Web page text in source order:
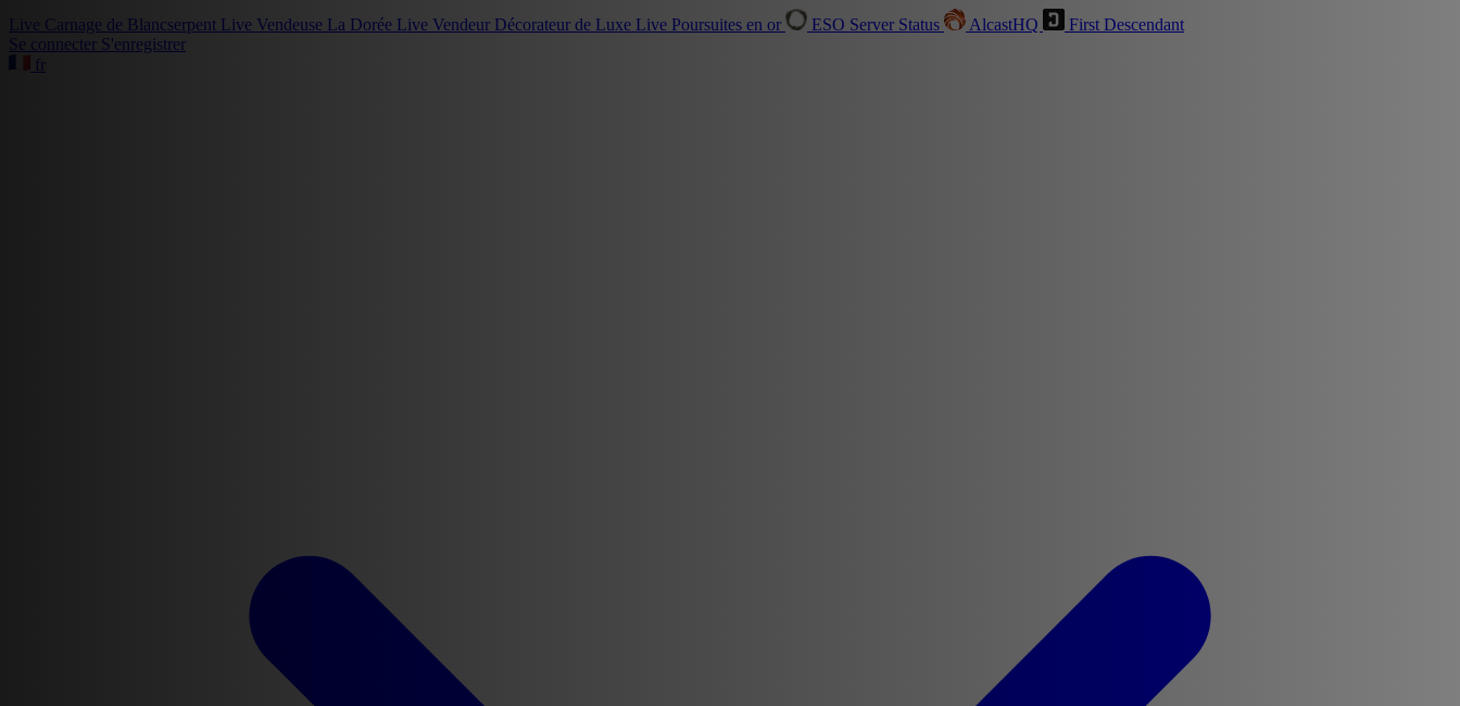
Live Carnage de Blancserpent Live Vendeuse La Dorée Live Vendeur Décorateur de Luxe Live Poursuites en or ESO Server Status AlcastHQ
First Descendant
Se connecter S'enregistrer
fr